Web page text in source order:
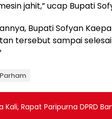
jahit,” ucap Bupati
Bupati Sofyan
tersebut sampai
Kali, Rapat Paripurna DPRD